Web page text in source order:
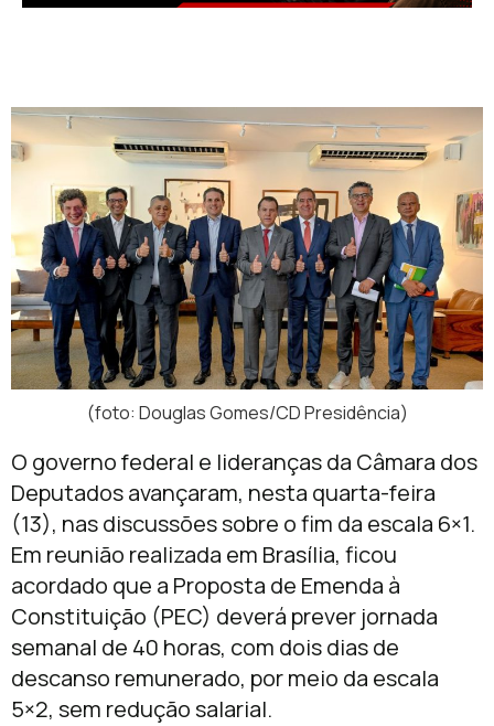
(foto: Douglas Gomes/CD Presidência)
O governo federal e lideranças da Câmara dos
Deputados avançaram, nesta quarta-feira
(13), nas discussões sobre o fim da escala 6×1.
Em reunião realizada em Brasília, ficou
acordado que a Proposta de Emenda à
Constituição (PEC) deverá prever jornada
semanal de 40 horas, com dois dias de
descanso remunerado, por meio da escala
5×2, sem redução salarial.